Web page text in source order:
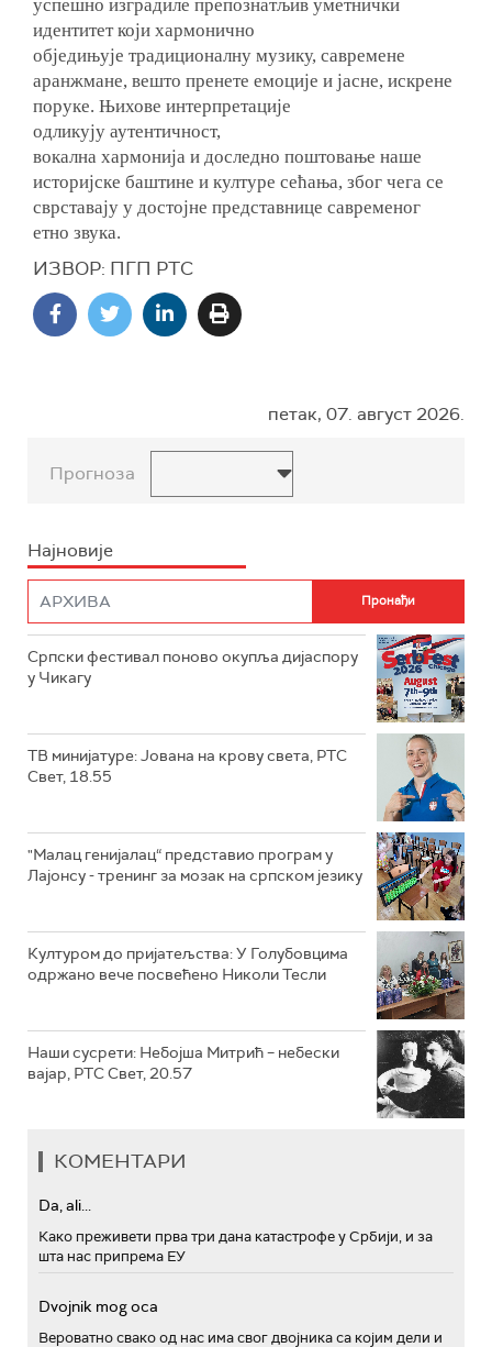
успешно изградиле препознатљив уметнички
идентитет који хармонично
обједињује традиционалну музику, савремене
аранжмане, вешто пренете емоције и јасне, искрене
поруке. Њихове интерпретације
одликују аутентичност,
вокална хармонија и доследно поштовање наше
историјске баштине и културе сећања, због чега се
сврставају у достојне представнице савременог
етно звука.
ИЗВОР: ПГП РТС
петак, 07. август 2026.
Прогноза
Најновије
Српски фестивал поново окупља дијаспору
у Чикагу
ТВ минијатуре: Јована на крову света, РТС
Свет, 18.55
"Малац генијалац“ представио програм у
Лајонсу - тренинг за мозак на српском језику
Културом до пријатељства: У Голубовцима
одржано вече посвећено Николи Тесли
Наши сусрети: Небојша Митрић – небески
вајар, РТС Свет, 20.57
КОМЕНТАРИ
Da, ali...
Како преживети прва три дана катастрофе у Србији, и за
шта нас припрема ЕУ
Dvojnik mog oca
Вероватно свако од нас има свог двојника са којим дели и